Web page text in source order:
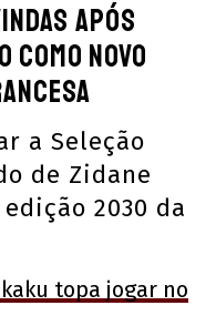
após
como novo
a Seleção
de Zidane
2030 da
topa jogar no